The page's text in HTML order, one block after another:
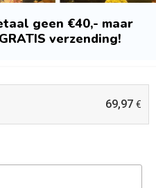
geen €40,- maar
verzending!
69,97 €